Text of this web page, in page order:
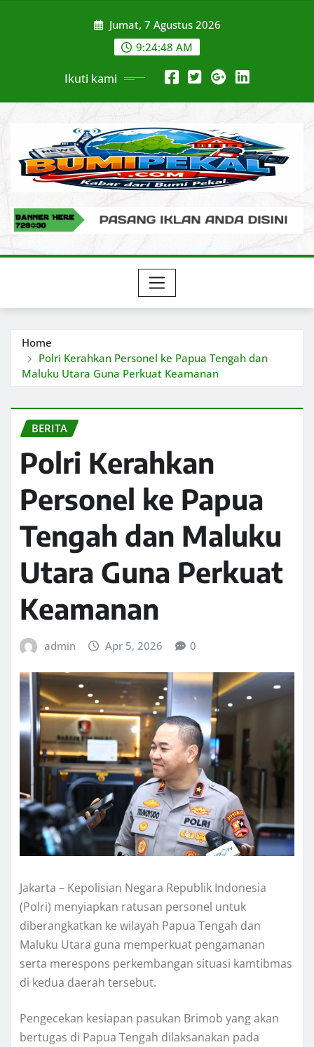
Jumat, 7 Agustus 2026
9:24:50 AM
Ikuti kami
Home
Polri Kerahkan Personel ke Papua Tengah dan
Maluku Utara Guna Perkuat Keamanan
BERITA
Polri Kerahkan
Personel ke Papua
Tengah dan Maluku
Utara Guna Perkuat
Keamanan
admin Apr 5, 2026 0
Jakarta – Kepolisian Negara Republik Indonesia
(Polri) menyiapkan ratusan personel untuk
diberangkatkan ke wilayah Papua Tengah dan
Maluku Utara guna memperkuat pengamanan
serta merespons perkembangan situasi kamtibmas
di kedua daerah tersebut.
Pengecekan kesiapan pasukan Brimob yang akan
bertugas di Papua Tengah dilaksanakan pada